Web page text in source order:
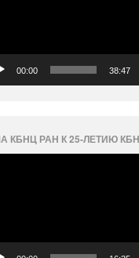
00:00 38:47
КБНЦ РАН К 25-ЛЕТИЮ